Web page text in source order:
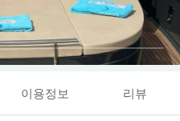
이용정보 리뷰